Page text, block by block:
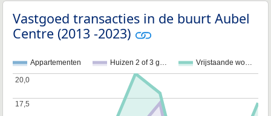
Vastgoed transacties in de buurt Aubel
Centre (2013 -2023)
Appartementen Huizen 2 of 3 g… Vrijstaande wo…
17,5
17,5
20,0
20,0